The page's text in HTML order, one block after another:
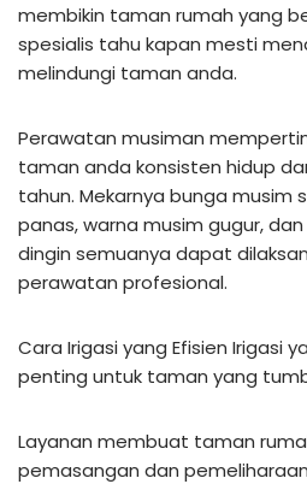
membikin taman rumah yang
spesialis tahu kapan mesti
melindungi taman anda.
Perawatan musiman
taman anda konsisten hidup
tahun. Mekarnya bunga musim
panas, warna musim gugur,
dingin semuanya dapat
perawatan profesional.
Cara Irigasi yang Efisien Irigasi
penting untuk taman yang
Layanan membuat taman
pemasangan dan